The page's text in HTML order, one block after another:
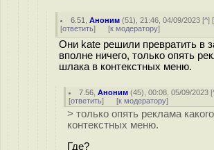
6.51 ,Аноним (51), 21:46, 04/09/2023 [^] [
[ответить] [к модератору]
Они kate решили превратить в
вполне ничего, только опять
шлака в контекстных меню.
7.56 ,Аноним (45), 00:08, 05/09/2023 [
[ответить] [к модератору]
> только опять реклама
контекстных меню.
Где?